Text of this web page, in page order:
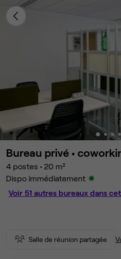
Bureau privé •
4 postes • 20 m²
Dispo immédiatement
Voir 51 autres bureaux dans
Salle de réunion partagée